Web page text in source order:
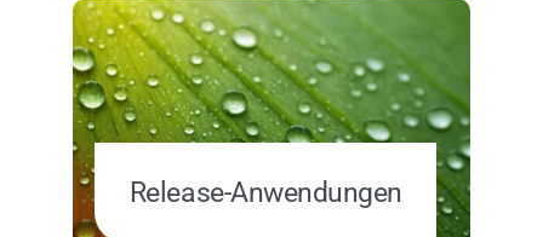
Release-Anwendungen